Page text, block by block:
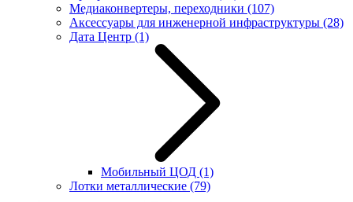
Медиаконвертеры, переходники (107)
Аксессуары для инженерной инфраструктуры (28)
Дата Центр (1)
Мобильный ЦОД (1)
Лотки металлические (79)